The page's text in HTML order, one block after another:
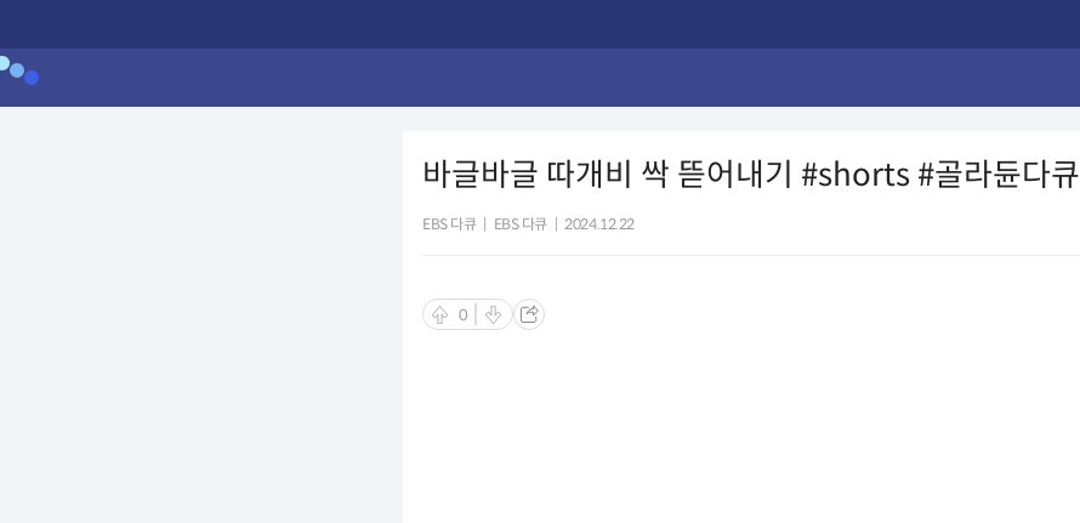
바글바글 따개비 싹 뜯어내기 #shorts #골라듄다큐
EBS 다큐 EBS 다큐 2024.12.22
0